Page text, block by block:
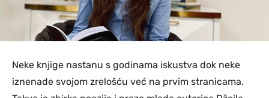
Neke knjige nastanu s godinama iskustva dok neke
iznenade svojom zrelošću već na prvim stranicama.